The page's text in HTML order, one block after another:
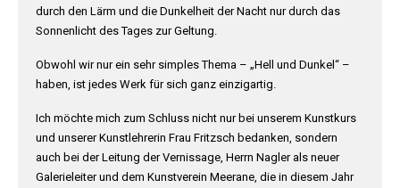
durch den Lärm und die Dunkelheit der Nacht nur durch das
Sonnenlicht des Tages zur Geltung.
Obwohl wir nur ein sehr simples Thema – „Hell und Dunkel“ –
haben, ist jedes Werk für sich ganz einzigartig.
Ich möchte mich zum Schluss nicht nur bei unserem Kunstkurs
und unserer Kunstlehrerin Frau Fritzsch bedanken, sondern
auch bei der Leitung der Vernissage, Herrn Nagler als neuer
Galerieleiter und dem Kunstverein Meerane, die in diesem Jahr